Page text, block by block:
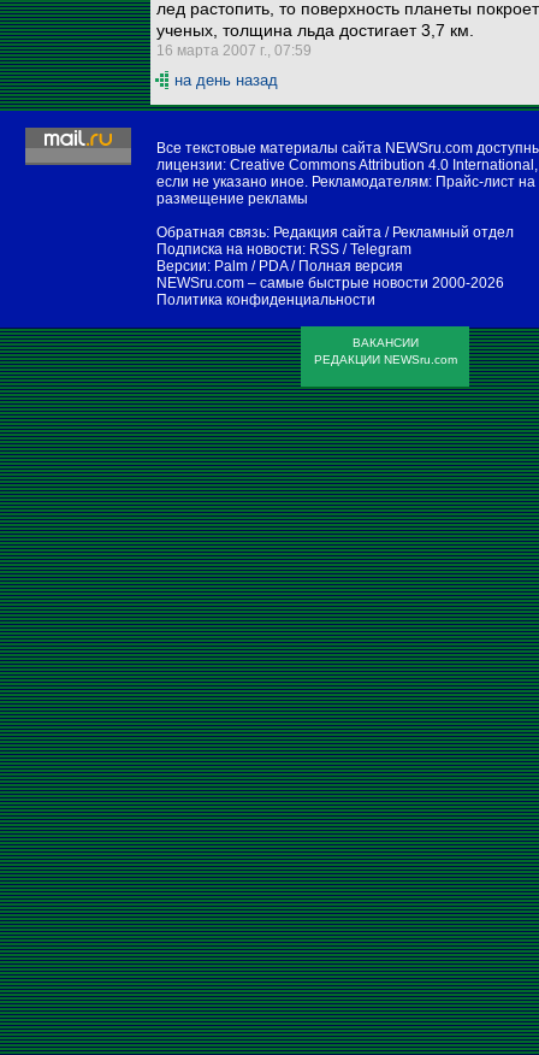
лед растопить, то поверхность планеты
ученых, толщина льда достигает 3,7 км.
16 марта 2007 г., 07:59
на день назад
Все текстовые материалы сайта NEWSru.com
лицензии: Creative Commons Attribution 4.0 International ,
если не указано иное. Рекламодателям: Прайс-лист на
размещение рекламы
Обратная связь: Редакция сайта / Рекламный отдел
Подписка на новости: RSS /Telegram
Версии: Palm / PDA/ Полная версия
NEWSru.com – самые быстрые новости 2000-2026
Политика конфиденциальности
ВАКАНСИИ
РЕДАКЦИИ NEWSru.com